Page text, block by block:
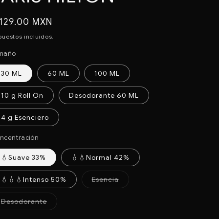
MXN
incluidos.
30 ML 60 ML 100 ML
10 g Roll On Desodorante 60 ML
4 g Esenciero
💧Suave 33% 💧💧Normal 42%
💧💧💧Intenso 50% EsenciaVariante
agotada
DesodoranteVariante
agotada